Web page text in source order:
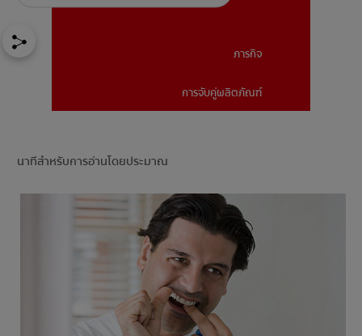
ภารกิจ
การจับคู่ผลิตภัณฑ์
นาทีสำหรับการอ่านโดยประมาณ